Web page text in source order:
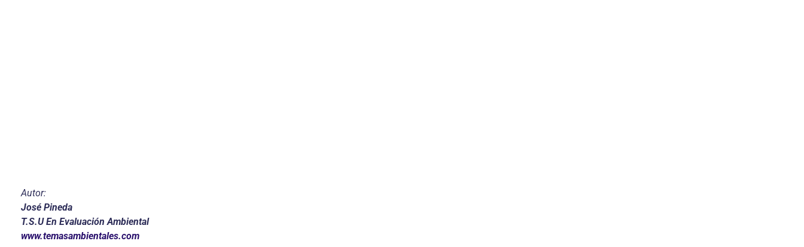
Autor:
José Pineda
T.S.U En Evaluación Ambiental
www.temasambientales.com